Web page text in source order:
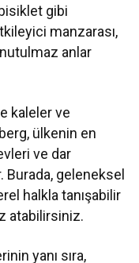
gibi
manzarası,
anlar
kaleler ve
ülkenin en
ve dar
geleneksel
halkla tanışabilir
atabilirsiniz.
yanı sıra,